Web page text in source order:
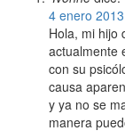
4 enero
Hola, mi hijo
actualmente
con su
causa
y ya no se
manera